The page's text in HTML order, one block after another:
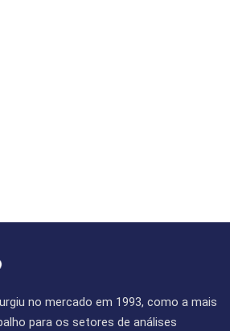
no mercado em 1993, como a mais
para os setores de análises